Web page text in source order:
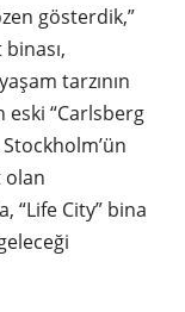
gösterdik,”
tarzının
“Carlsberg
olan
“Life City” bina